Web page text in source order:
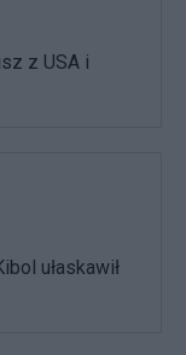
z USA i
ułaskawił